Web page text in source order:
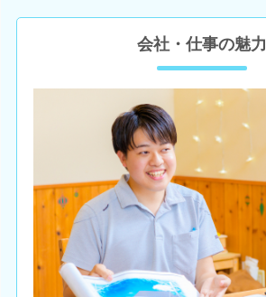
会社・仕事の魅力